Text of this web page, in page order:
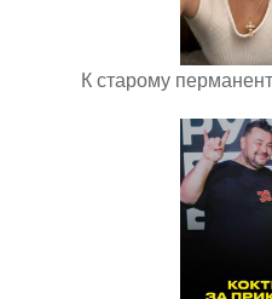
К старому